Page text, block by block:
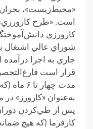
«محيط‌زيست»،
است. «طرح
کارورزي
شوراي ‌عالي اشتغال
جاري به اجرا
قرار است
به‌عنوان «کارورز» در
پس از طي‌کردن
کارفرما (که هيچ